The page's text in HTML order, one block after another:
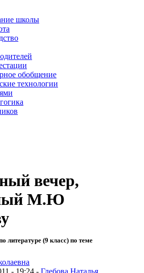
школы
обобщение
технологии
вечер,
М.Ю
литературе (9 класс) по теме
- 19:24 - Глебова Наталья